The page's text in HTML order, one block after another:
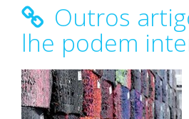
Outros
lhe podem